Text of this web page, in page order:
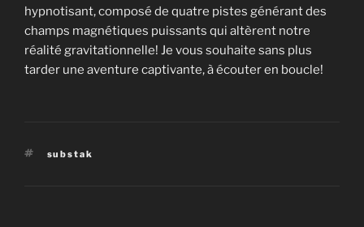
hypnotisant, composé de quatre pistes générant des
champs magnétiques puissants qui altèrent notre
réalité gravitationnelle! Je vous souhaite sans plus
tarder une aventure captivante, à écouter en boucle!
Étiquettes
substak